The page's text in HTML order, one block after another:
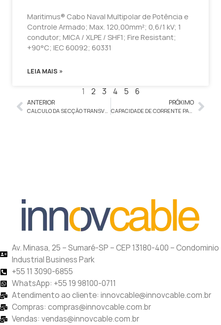
Maritimus® Cabo Naval Multipolar de Potência e
Controle Armado; Max. 120,00mm²; 0,6/1 kV; 1
condutor; MICA / XLPE / SHF1; Fire Resistant;
+90°C; IEC 60092; 60331
LEIA MAIS »
1 2 3 4 5 6
ANTERIOR
CALCULO DA SECÇÃO TRANSVERSAL DO CABO
PRÓXIMO
CAPACIDADE DE CORRENTE PARA OPERAÇÃO NÃO CONTÍNUA
Av. Minasa, 25 – Sumaré-SP – CEP 13180-400 – Condominio
Industrial Business Park
+55 11 3090-6855
WhatsApp: +55 19 98100-0711
Atendimento ao cliente: innovcable@innovcable.com.br
Compras: compras@innovcable.com.br
Vendas: vendas@innovcable.com.br